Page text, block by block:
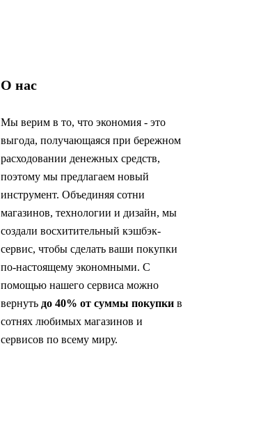
О нас
Мы верим в то, что экономия - это
выгода, получающаяся при бережном
расходовании денежных средств,
поэтому мы предлагаем новый
инструмент. Объединяя сотни
магазинов, технологии и дизайн, мы
создали восхитительный кэшбэк-
сервис, чтобы сделать ваши покупки
по-настоящему экономными. С
помощью нашего сервиса можно
вернуть до 40% от суммы покупкив
сотнях любимых магазинов и
сервисов по всему миру.